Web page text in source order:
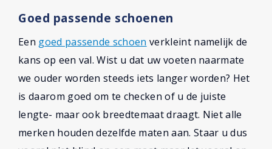
Goed passende schoenen
Een goed passende schoen verkleint namelijk de
kans op een val. Wist u dat uw voeten naarmate
we ouder worden steeds iets langer worden? Het
is daarom goed om te checken of u de juiste
lengte- maar ook breedtemaat draagt. Niet alle
merken houden dezelfde maten aan. Staar u dus